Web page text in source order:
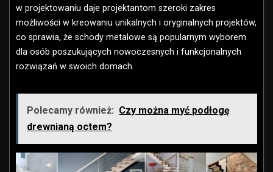
w projektowaniu daje projektantom szeroki zakres
możliwości w kreowaniu unikalnych i oryginalnych projektów,
co sprawia, że schody metalowe są popularnym wyborem
dla osób poszukujących nowoczesnych i funkcjonalnych
rozwiązań w swoich domach.
Polecamy również: Czy można myć podłogę
drewnianą octem?